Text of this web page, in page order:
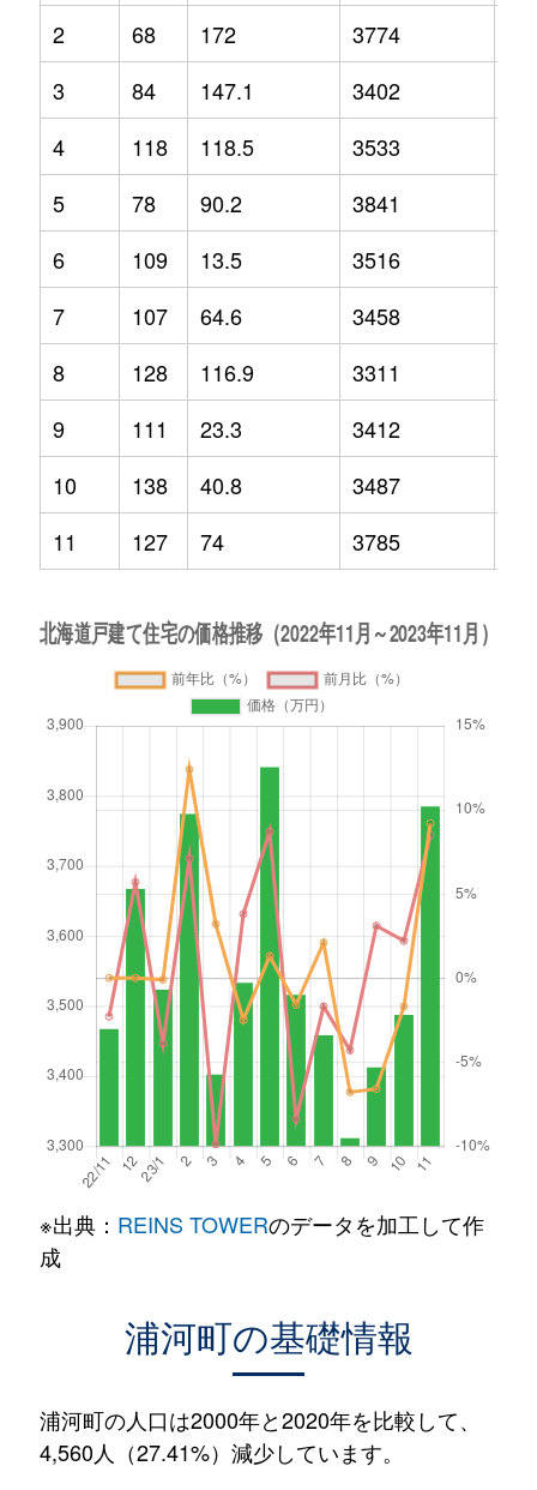
2
68 172 3774
3
84 147.1 3402
4
118 118.5 3533
5
78 90.2 3841
6
109 13.5 3516
7
107 64.6 3458
8
128 116.9 3311
9
111 23.3 3412
10
138 40.8 3487
11
127 74 3785
※出典： REINS TOWERのデータを加工して作
成
浦河町の基礎情報
浦河町の人口は2000年と2020年を比較して、
4,560人（27.41%）減少しています。